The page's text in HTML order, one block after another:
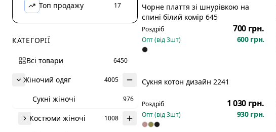
Топ продажу 17
КАТЕГОРІЇ
Всі товари 6450
Жіночий одяг 4005
Сукні жіночі 976
Костюми жіночі 1008
Новинка
Чорне плаття зі шнурівкою на
спині білий комір 645
Роздріб 700 грн.
Опт (від3шт) 600 грн.
Сукня котон дизайн 2241
Роздріб 1 030 грн.
Опт (від3шт) 930 грн.